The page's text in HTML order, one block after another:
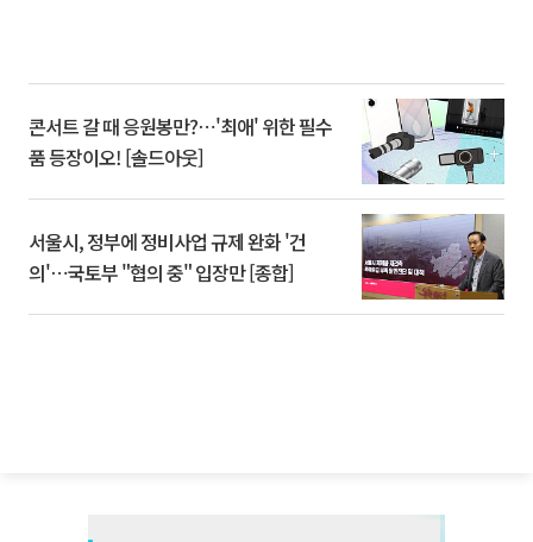
콘서트 갈 때 응원봉만?⋯'최애' 위한 필수
품 등장이오! [솔드아웃]
서울시, 정부에 정비사업 규제 완화 '건
의'⋯국토부 "협의 중" 입장만 [종합]